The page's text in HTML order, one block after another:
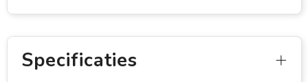
Specificaties